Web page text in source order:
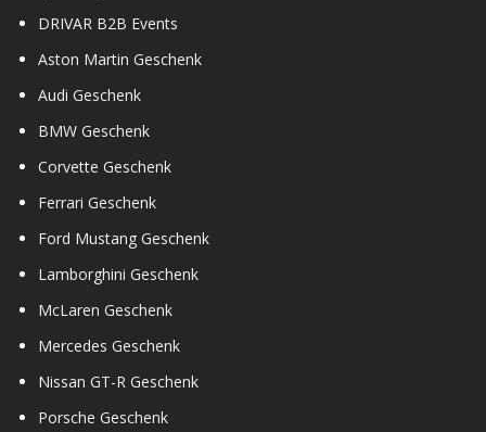
DRIVAR B2B Events
Aston Martin Geschenk
Audi Geschenk
BMW Geschenk
Corvette Geschenk
Ferrari Geschenk
Ford Mustang Geschenk
Lamborghini Geschenk
McLaren Geschenk
Mercedes Geschenk
Nissan GT-R Geschenk
Porsche Geschenk